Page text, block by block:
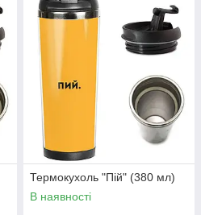
Термокухоль "Пій" (380 мл)
В наявності